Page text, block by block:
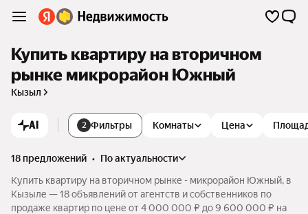
Купить квартиру на вторичном
рынке микрорайон Южный
Кызыл
AI 2 Фильтры Комнаты Цена
18 предложений •
по актуальности
Купить квартиру на вторичном рынке - микрорайон Южный, в
Кызыле — 18 объявлений от агентств и собственников по
продаже квартир по цене от 4 000 000 ₽ до 9 600 000 ₽ на